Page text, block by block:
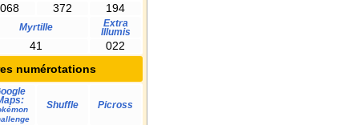
068 372 194
Myrtille
Extra
Illumis
41
022
numérotations
Shuffle Picross